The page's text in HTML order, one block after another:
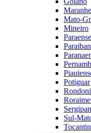
Mato-
Mineiro
Paraense
Potiguar
Sul-